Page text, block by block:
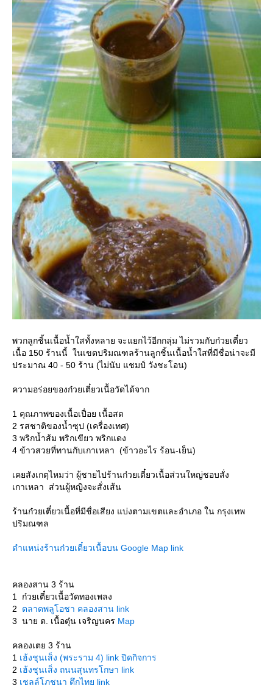
พวกลูกชิ้นเนื้อน้ำใสทั้งหลาย จะแยกไว้อีกกลุ่ม ไม่รวมกับก๋วยเตี๋ยว
เนื้อ 150 ร้านนี้ ในเขตปริมณฑลร้านลูกชิ้นเนื้อน้ำใสที่มีชื่อน่าจะมี
ประมาณ 40 - 50 ร้าน (ไม่นับ แชมป์ วังชะโอน)
ความอร่อยของก๋วยเตี๋ยวเนื้อวัดได้จาก
1 คุณภาพของเนื้อเปื่อย เนื้อสด
2 รสชาติของน้ำซุป (เครื่องเทศ)
3 พริกน้ำส้ม พริกเขียว พริกแดง
4 ข้าวสวยที่ทานกับเกาเหลา (ข้าวอะไร ร้อน-เย็น)
เคยสังเกตุไหมว่า ผู้ชายไปร้านก๋วยเตี๋ยวเนื้อส่วนใหญ่ชอบสั่ง
เกาเหลา ส่วนผู้หญิงจะสั่งเส้น
ร้านก๋วยเตี๋ยวเนื้อที่มีชื่อเสียง แบ่งตามเขตและอำเภอ ใน กรุงเทพ
ปริมณฑล
ตำแหน่งร้านก๋วยเตี๋ยวเนื้อบน Google Map link
คลองสาน 3 ร้าน
1 ก๋วยเตี๋ยวเนื้อวัดทองเพลง
2 ตลาดพลูโอชา คลองสาน link
3 นาย ต. เนื้อตุ๋น เจริญนคร Map
คลองเตย 3 ร้าน
1 เฮ้งชุนเส็ง (พระราม 4) link ปิดกิจการ
2 เฮ้งชุนเส็ง ถนนสุนทรโกษา link
3 เชลล์โภชนา ตึกไทย link